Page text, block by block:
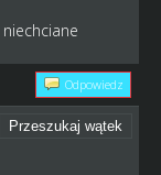
Odpowiedz